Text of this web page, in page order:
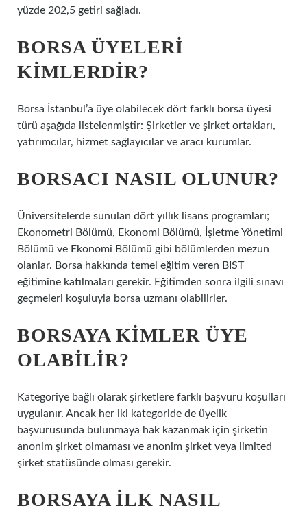
yüzde 202,5 ​​getiri sağladı.
BORSA ÜYELERI
KIMLERDIR?
Borsa İstanbul’a üye olabilecek dört farklı borsa üyesi
türü aşağıda listelenmiştir: Şirketler ve şirket ortakları,
yatırımcılar, hizmet sağlayıcılar ve aracı kurumlar.
BORSACI NASIL OLUNUR?
Üniversitelerde sunulan dört yıllık lisans programları;
Ekonometri Bölümü, Ekonomi Bölümü, İşletme Yönetimi
Bölümü ve Ekonomi Bölümü gibi bölümlerden mezun
olanlar. Borsa hakkında temel eğitim veren BIST
eğitimine katılmaları gerekir. Eğitimden sonra ilgili sınavı
geçmeleri koşuluyla borsa uzmanı olabilirler.
BORSAYA KIMLER ÜYE
OLABILIR?
Kategoriye bağlı olarak şirketlere farklı başvuru koşulları
uygulanır. Ancak her iki kategoride de üyelik
başvurusunda bulunmaya hak kazanmak için şirketin
anonim şirket olmaması ve anonim şirket veya limited
şirket statüsünde olması gerekir.
BORSAYA ILK NASIL